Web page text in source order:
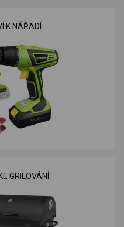
K NÁŘADÍ
GRILOVÁNÍ